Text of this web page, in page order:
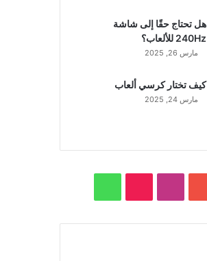
هل تحتاج حقًا إلى شاشة
240Hz للألعاب؟
مارس 26, 2025
كيف تختار كرسي ألعاب
مارس 24, 2025